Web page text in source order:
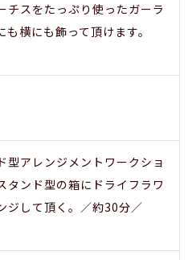
チスをたっぷり使ったガーラ
も横にも飾って頂けます。
型アレンジメントワークショ
タンド型の箱にドライフラワ
ジして頂く。／約30分／